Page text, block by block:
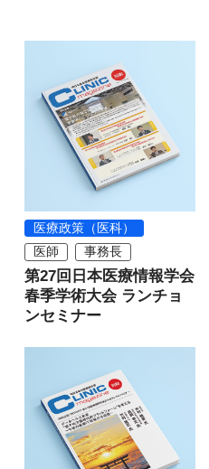
医療政策（医科）
医師
事務長
第27回日本医療情報学会
春季学術大会 ランチョ
ンセミナー